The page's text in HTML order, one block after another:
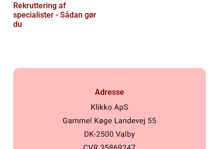
Rekruttering af
specialister - Sådan gør
du
Adresse